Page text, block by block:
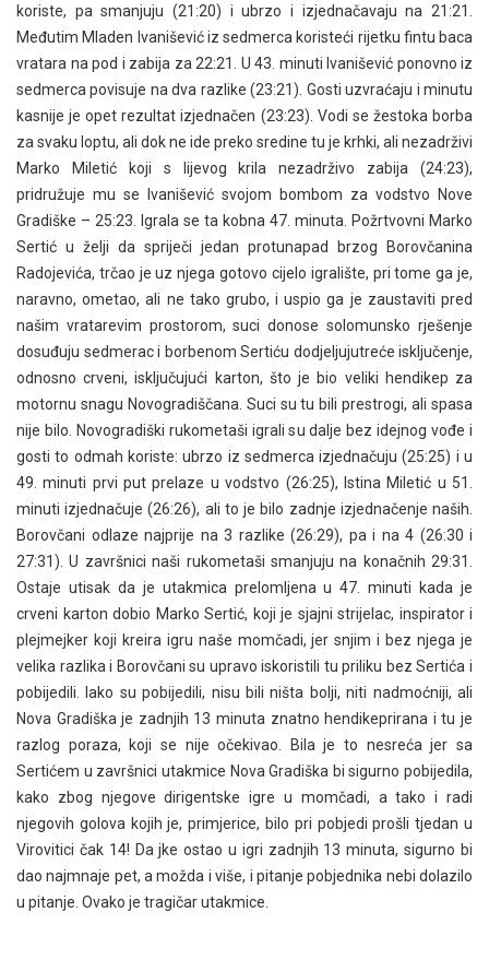
koriste, pa smanjuju (21:20) i ubrzo i izjednačavaju na 21:21.
Međutim Mladen Ivanišević iz sedmerca koristeći rijetku fintu baca
vratara na pod i zabija za 22:21. U 43. minuti Ivanišević ponovno iz
sedmerca povisuje na dva razlike (23:21). Gosti uzvraćaju i minutu
kasnije je opet rezultat izjednačen (23:23). Vodi se žestoka borba
za svaku loptu, ali dok ne ide preko sredine tu je krhki, ali nezadrživi
Marko Miletić koji s lijevog krila nezadrživo zabija (24:23),
pridružuje mu se Ivanišević svojom bombom za vodstvo Nove
Gradiške – 25:23. Igrala se ta kobna 47. minuta. Požrtvovni Marko
Sertić u želji da spriječi jedan protunapad brzog Borovčanina
Radojevića, trčao je uz njega gotovo cijelo igralište, pri tome ga je,
naravno, ometao, ali ne tako grubo, i uspio ga je zaustaviti pred
našim vratarevim prostorom, suci donose solomunsko rješenje
dosuđuju sedmerac i borbenom Sertiću dodjeljujutreće isključenje,
odnosno crveni, isključujući karton, što je bio veliki hendikep za
motornu snagu Novogradiščana. Suci su tu bili prestrogi, ali spasa
nije bilo. Novogradiški rukometaši igrali su dalje bez idejnog vođe i
gosti to odmah koriste: ubrzo iz sedmerca izjednačuju (25:25) i u
49. minuti prvi put prelaze u vodstvo (26:25), Istina Miletić u 51.
minuti izjednačuje (26:26), ali to je bilo zadnje izjednačenje naših.
Borovčani odlaze najprije na 3 razlike (26:29), pa i na 4 (26:30 i
27:31). U završnici naši rukometaši smanjuju na konačnih 29:31.
Ostaje utisak da je utakmica prelomljena u 47. minuti kada je
crveni karton dobio Marko Sertić, koji je sjajni strijelac, inspirator i
plejmejker koji kreira igru naše momčadi, jer snjim i bez njega je
velika razlika i Borovčani su upravo iskoristili tu priliku bez Sertića i
pobijedili. Iako su pobijedili, nisu bili ništa bolji, niti nadmoćniji, ali
Nova Gradiška je zadnjih 13 minuta znatno hendikeprirana i tu je
razlog poraza, koji se nije očekivao. Bila je to nesreća jer sa
Sertićem u završnici utakmice Nova Gradiška bi sigurno pobijedila,
kako zbog njegove dirigentske igre u momčadi, a tako i radi
njegovih golova kojih je, primjerice, bilo pri pobjedi prošli tjedan u
Virovitici čak 14! Da jke ostao u igri zadnjih 13 minuta, sigurno bi
dao najmnaje pet, a možda i više, i pitanje pobjednika nebi dolazilo
u pitanje. Ovako je tragičar utakmice.